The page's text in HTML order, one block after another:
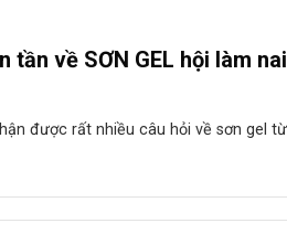
tần về SƠN GEL hội làm
được rất nhiều câu hỏi về sơn gel từ